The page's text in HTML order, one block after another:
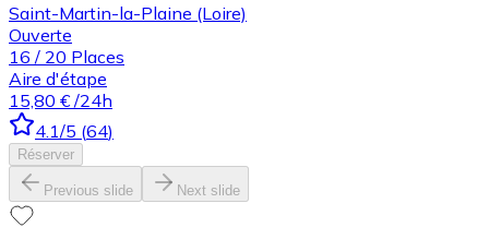
Saint-Martin-la-Plaine (Loire)
Ouverte
16 / 20 Places
Aire d'étape
15,80 € /24h
4.1/5 (64)
Réserver
Previous slide Next slide